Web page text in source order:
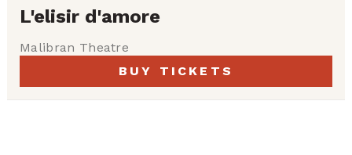
L'elisir d'amore
Malibran Theatre
BUY TICKETS